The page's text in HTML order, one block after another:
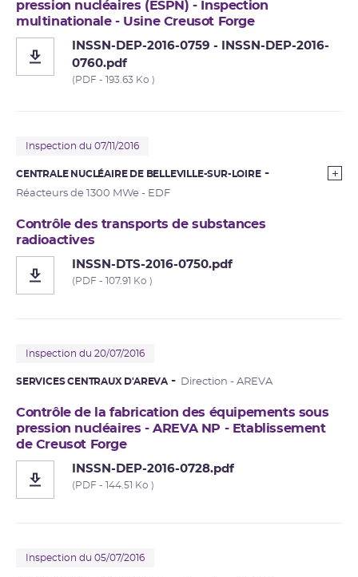
pression nucléaires (ESPN) - Inspection
multinationale - Usine Creusot Forge
INSSN-DEP-2016-0759 - INSSN-DEP-2016-
0760.pdf
(PDF - 193.63 Ko )
Inspection du 07/11/2016
CENTRALE NUCLÉAIRE DE BELLEVILLE-SUR-LOIRE
Réacteurs de 1300 MWe - EDF
Contrôle des transports de substances
radioactives
INSSN-DTS-2016-0750.pdf
(PDF - 107.91 Ko )
Inspection du 20/07/2016
SERVICES CENTRAUX D'AREVA Direction - AREVA
Contrôle de la fabrication des équipements sous
pression nucléaires - AREVA NP - Etablissement
de Creusot Forge
INSSN-DEP-2016-0728.pdf
(PDF - 144.51 Ko )
Inspection du 05/07/2016